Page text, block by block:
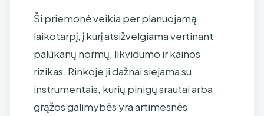
Ši priemonė veikia per planuojamą
laikotarpį, į kurį atsižvelgiama vertinant
palūkanų normų, likvidumo ir kainos
rizikas. Rinkoje ji dažnai siejama su
instrumentais, kurių pinigų srautai arba
grąžos galimybės yra artimesnės